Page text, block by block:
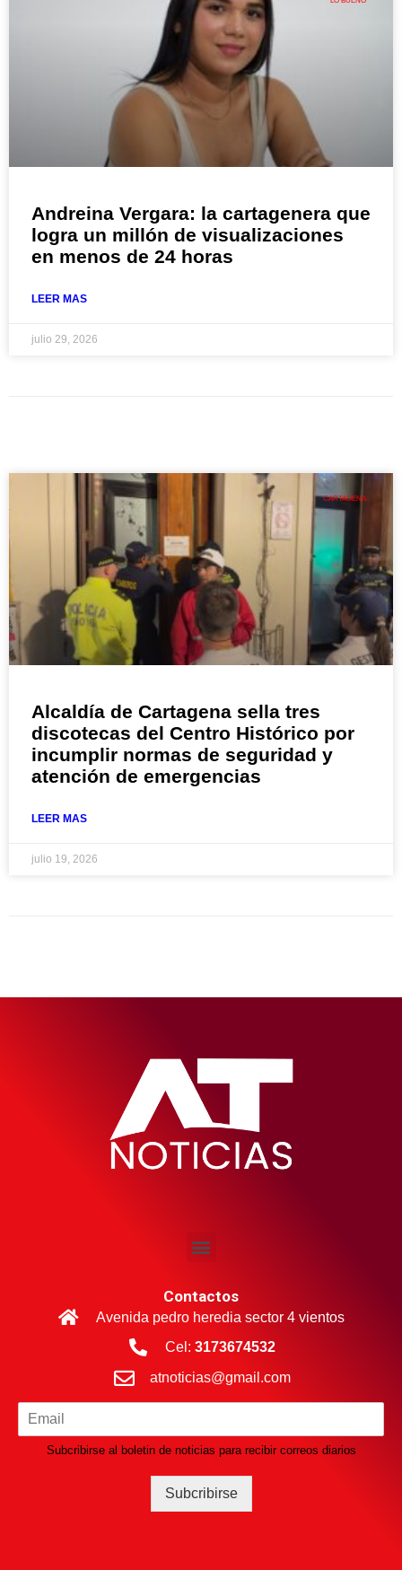
Andreina Vergara: la cartagenera que
logra un millón de visualizaciones
en menos de 24 horas
LEER MAS
julio 29, 2026
CARTAGENA
Alcaldía de Cartagena sella tres
discotecas del Centro Histórico por
incumplir normas de seguridad y
atención de emergencias
LEER MAS
julio 19, 2026
Contactos
Avenida pedro heredia sector 4 vientos
Cel: 3173674532
atnoticias@gmail.com
Subcribirse al boletin de noticias para recibir correos diarios
Subcribirse